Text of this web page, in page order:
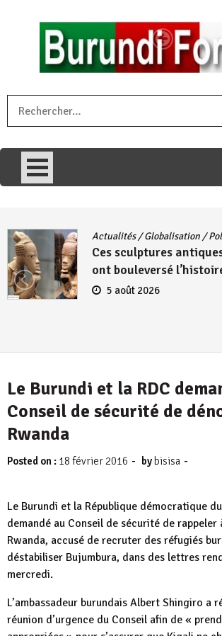
umariye umuryango wawe canke igihugu
uri ngaha ndagusigiye iki kibazo : Uriko
Actualités/Globalisation /
Ces sculptures
ont bouleversé
5 août 2026
Le Burundi et la RDC
Conseil de sécurité de
Rwanda
Posted on : 18 février 2016 - by bisisa -
Le Burundi et la République démocratique
demandé au Conseil de sécurité de rappeler
Rwanda, accusé de recruter des réfugiés
déstabiliser Bujumbura, dans des lettres
mercredi.
L’ambassadeur burundais Albert Shingiro a
réunion d’urgence du Conseil afin de «